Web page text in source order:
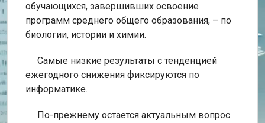
обучающихся, завершивших освоение
программ среднего общего образования, – по
биологии, истории и химии.
Самые низкие результаты с тенденцией
ежегодного снижения фиксируются по
информатике.
По-прежнему остается актуальным вопрос